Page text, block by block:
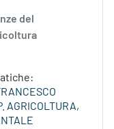
del
AGRICOLTURA,